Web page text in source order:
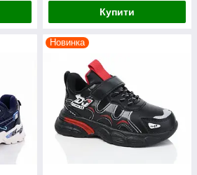
Купити
Новинка